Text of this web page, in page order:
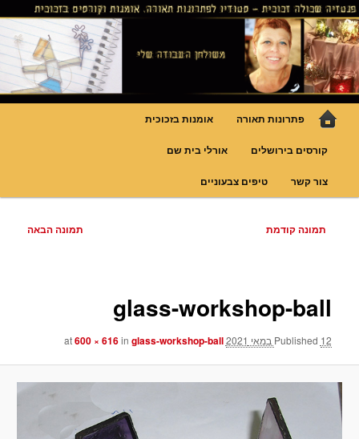
לדלג
לתוכן
פנטזיה – פתרונות תאורה וסטודיו
לויטראז
גופי תאורה אומנותיים בעבודת יד, ויטראזים לחלונות ולמחיצות דקורטיביות, קורסים
בויטראז ובפסיפס
תפריט
פתרונות תאורה אומנות בזכוכית
קורסים בירושלים אורלי בית שם
צור קשר טיפים צבעוניים
ניווט
תמונה קודמת תמונה הבאה
glass-workshop-ball
Published 12 במאי 2021 at
600 × 616in glass-workshop-ball